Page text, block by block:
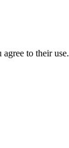
to their use.